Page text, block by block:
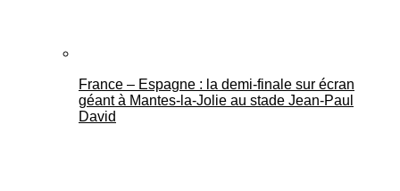
France – Espagne : la demi-finale sur écran
géant à Mantes-la-Jolie au stade Jean-Paul
David